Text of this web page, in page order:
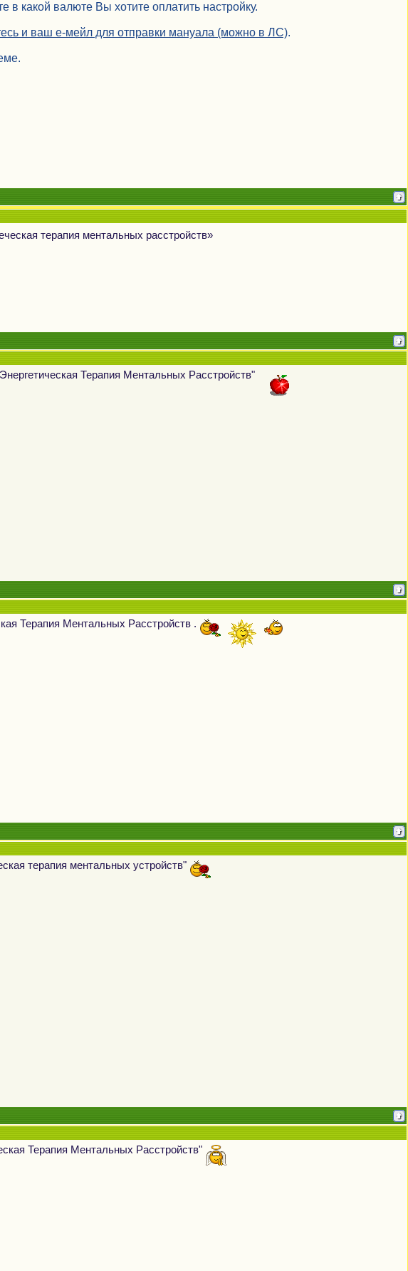
какой валюте Вы хотите оплатить настройку.
и ваш е-мейл для отправки мануала (можно в ЛС).
терапия ментальных расстройств»
Терапия Ментальных Расстройств"
Терапия Ментальных Расстройств .
терапия ментальных устройств"
Терапия Ментальных Расстройств"